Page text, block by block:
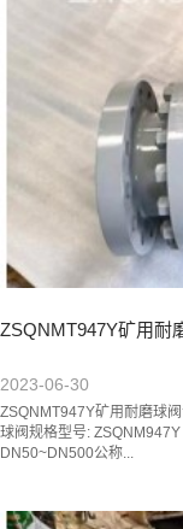
ZSQNMT947Y矿用耐
2023-06-30
ZSQNMT947Y矿用耐磨球
球阀规格型号:
DN50~DN500公称...